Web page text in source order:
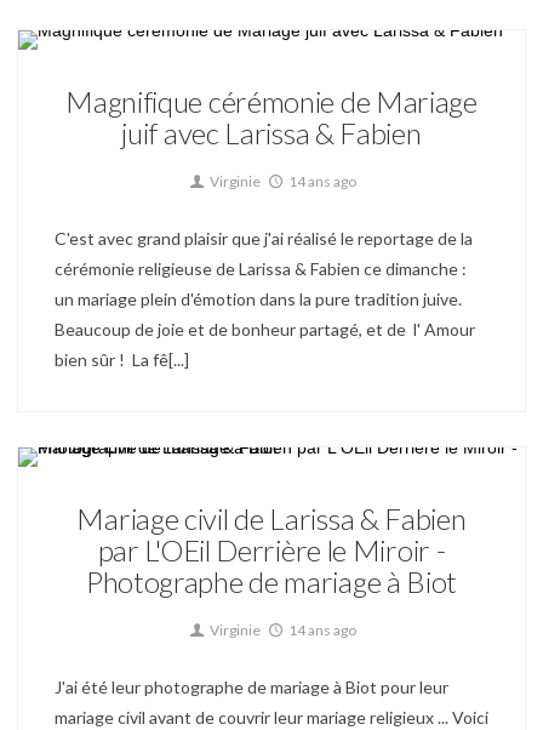
Magnifique cérémonie de Mariage
juif avec Larissa & Fabien
Virginie 14 ans ago
C'est avec grand plaisir que j'ai réalisé le reportage de la
cérémonie religieuse de Larissa & Fabien ce dimanche :
un mariage plein d'émotion dans la pure tradition juive.
Beaucoup de joie et de bonheur partagé, et de l' Amour
bien sûr ! La fê[...]
Mariage civil de Larissa & Fabien
par L'OEil Derrière le Miroir -
Photographe de mariage à Biot
Virginie 14 ans ago
J'ai été leur photographe de mariage à Biot pour leur
mariage civil avant de couvrir leur mariage religieux ... Voici